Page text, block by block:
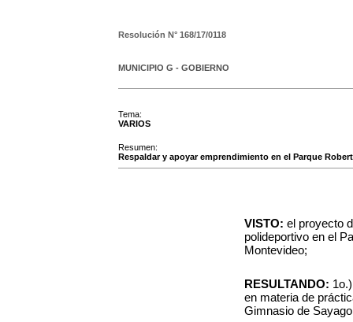
Resolución N° 168/17/0118
MUNICIPIO G - GOBIERNO
Tema:
VARIOS
Resumen:
Respaldar y apoyar emprendimiento en el Parque
VISTO: el proyecto
polideportivo en el
Montevideo;
RESULTANDO:
en materia de
Gimnasio de